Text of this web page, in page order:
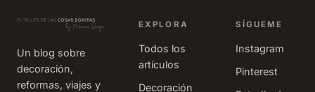
que ha tenido
un espacio
funcional,
moderno y
se quedan
otras que, bien
por el gran
desembolso
son pocas las
que los
arquitectos o
profesionales
Un blog sobre
decoración,
reformas, viajes y
EXPLORA
Todos los
artículos
Decoración
SÍGUEME
Instagram
Pinterest